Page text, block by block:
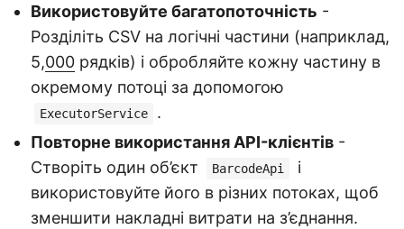
Використовуйте багатопоточність -
Розділіть CSV на логічні частини (наприклад,
5,000 рядків) і обробляйте кожну частину в
окремому потоці за допомогою
ExecutorService
.
Повторне використання API-клієнтів -
Створіть один об’єкт
BarcodeApi
і
використовуйте його в різних потоках, щоб
зменшити накладні витрати на з’єднання.